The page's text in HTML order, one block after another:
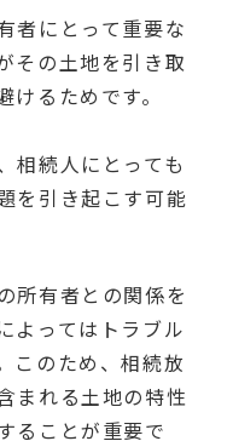
者にとって重要な
その土地を引き取
けるためです。
相続人にとっても
を引き起こす可能
所有者との関係を
よってはトラブル
このため、相続放
まれる土地の特性
ることが重要で